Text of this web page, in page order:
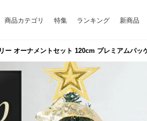
商品カテゴリ 特集 ランキング 新商品
ー オーナメントセット 120cm プレミアムパッ